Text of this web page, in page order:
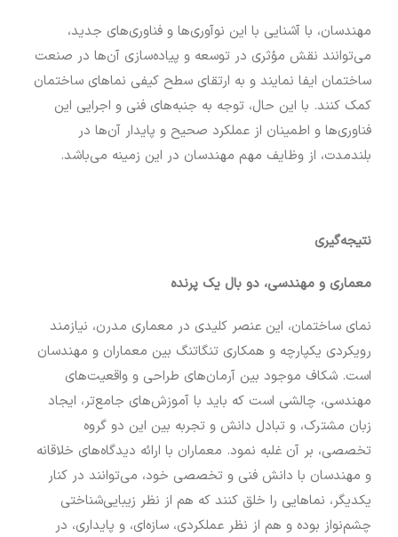
مهندسان، با آشنایی با این نوآوری‌ها و فناوری‌های جدید،
می‌توانند نقش مؤثری در توسعه و پیاده‌سازی آن‌ها در صنعت
ساختمان ایفا نمایند و به ارتقای سطح کیفی نماهای ساختمان
کمک کنند. با این حال، توجه به جنبه‌های فنی و اجرایی این
فناوری‌ها و اطمینان از عملکرد صحیح و پایدار آن‌ها در
بلندمدت، از وظایف مهم مهندسان در این زمینه می‌باشد.
نتیجه‌گیری
معماری و مهندسی، دو بال یک پرنده
نمای ساختمان، این عنصر کلیدی در معماری مدرن، نیازمند
رویکردی یکپارچه و همکاری تنگاتنگ بین معماران و مهندسان
است. شکاف موجود بین آرمان‌های طراحی و واقعیت‌های
مهندسی، چالشی است که باید با آموزش‌های جامع‌تر، ایجاد
زبان مشترک، و تبادل دانش و تجربه بین این دو گروه
تخصصی، بر آن غلبه نمود. معماران با ارائه دیدگاه‌های خلاقانه
و مهندسان با دانش فنی و تخصصی خود، می‌توانند در کنار
یکدیگر، نماهایی را خلق کنند که هم از نظر زیبایی‌شناختی
چشم‌نواز بوده و هم از نظر عملکردی، سازه‌ای، و پایداری، در